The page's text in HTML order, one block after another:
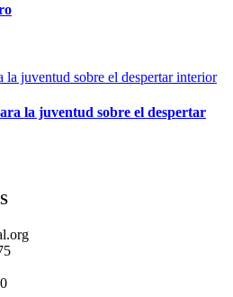
la juventud sobre el despertar interior
la juventud sobre el despertar